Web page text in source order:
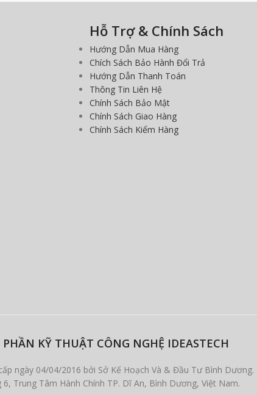
Hỗ Trợ & Chính Sách
Hướng Dẫn Mua Hàng
Chích Sách Bảo Hành Đổi Trả
Hướng Dẫn Thanh Toán
Thông Tin Liên Hệ
Chính Sách Bảo Mật
Chính Sách Giao Hàng
Chính Sách Kiểm Hàng
PHẦN KỸ THUẬT CÔNG NGHỆ IDEASTECH
ngày 04/04/2016 bởi Sở Kế Hoạch Và & Đầu Tư Bình Dương.
6, Trung Tâm Hành Chính TP. Dĩ An, Bình Dương, Việt Nam.